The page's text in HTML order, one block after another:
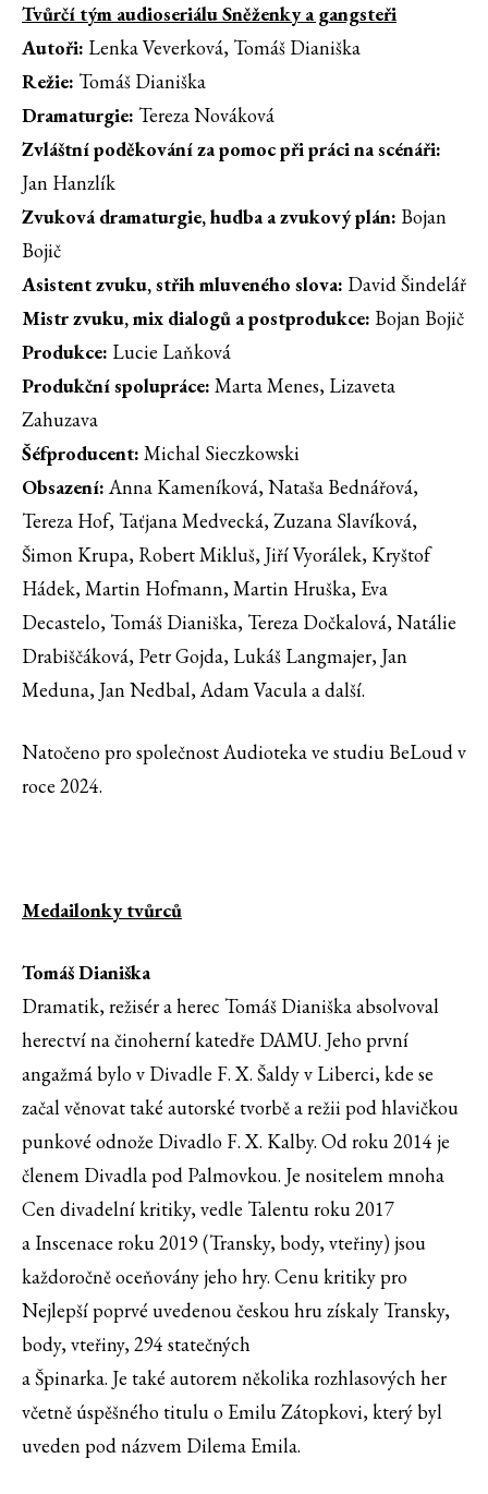
Tvůrčí tým audioseriálu Sněženky a gangsteři
Autoři: Lenka Veverková, Tomáš Dianiška
Režie: Tomáš Dianiška
Dramaturgie: Tereza Nováková
Zvláštní poděkování za pomoc při práci na scénáři:
Jan Hanzlík
Zvuková dramaturgie, hudba a zvukový plán: Bojan
Bojič
Asistent zvuku, střih mluveného slova: David Šindelář
Mistr zvuku, mix dialogů a postprodukce: Bojan Bojič
Produkce: Lucie Laňková
Produkční spolupráce: Marta Menes, Lizaveta
Zahuzava
Šéfproducent: Michal Sieczkowski
Obsazení: Anna Kameníková, Nataša Bednářová,
Tereza Hof, Taťjana Medvecká, Zuzana Slavíková,
Šimon Krupa, Robert Mikluš, Jiří Vyorálek, Kryštof
Hádek, Martin Hofmann, Martin Hruška, Eva
Decastelo, Tomáš Dianiška, Tereza Dočkalová, Natálie
Drabiščáková, Petr Gojda, Lukáš Langmajer, Jan
Meduna, Jan Nedbal, Adam Vacula a další.
Natočeno pro společnost Audioteka ve studiu BeLoud v
roce 2024.
Medailonky tvůrců
Tomáš Dianiška
Dramatik, režisér a herec Tomáš Dianiška absolvoval
herectví na činoherní katedře DAMU. Jeho první
angažmá bylo v Divadle F. X. Šaldy v Liberci, kde se
začal věnovat také autorské tvorbě a režii pod hlavičkou
punkové odnože Divadlo F. X. Kalby. Od roku 2014 je
členem Divadla pod Palmovkou. Je nositelem mnoha
Cen divadelní kritiky, vedle Talentu roku 2017
a Inscenace roku 2019 (Transky, body, vteřiny) jsou
každoročně oceňovány jeho hry. Cenu kritiky pro
Nejlepší poprvé uvedenou českou hru získaly Transky,
body, vteřiny, 294 statečných
a Špinarka. Je také autorem několika rozhlasových her
včetně úspěšného titulu o Emilu Zátopkovi, který byl
uveden pod názvem Dilema Emila.